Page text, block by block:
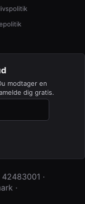
modtager en
dig gratis.
42483001 ·
·